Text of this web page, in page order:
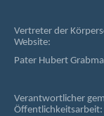
Vertreter der
Website:
Pater Hubert
Verantwortlicher
Öffentlichkeitsarbeit: